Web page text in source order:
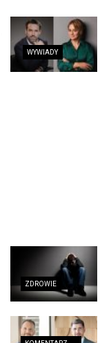
WYWIADY
ZDROWIE